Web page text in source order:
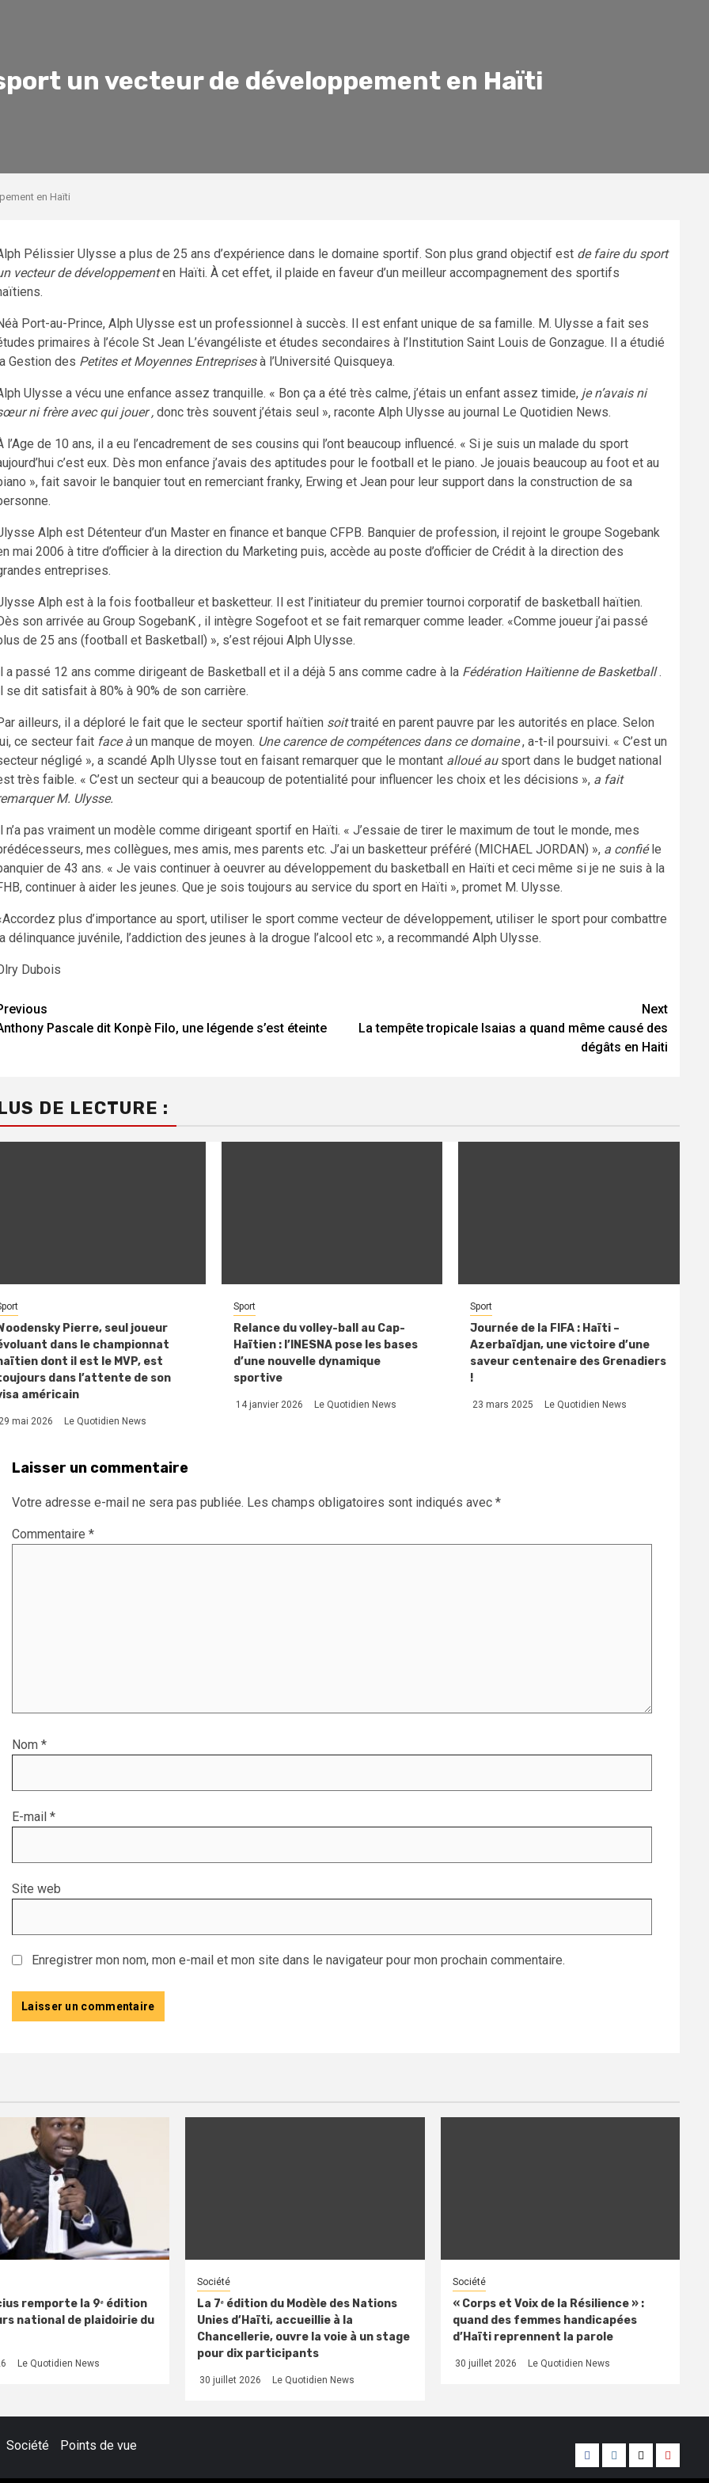
un vecteur de développement en Haïti
en Haïti
Pélissier Ulysse a plus de 25 ans d’expérience dans le domaine sportif. Son plus grand objectif est de faire du sport
vecteur de développementen Haïti. À cet effet, il plaide en faveur d’un meilleur accompagnement des sportifs
Port-au-Prince, Alph Ulysse est un professionnel à succès. Il est enfant unique de sa famille. M. Ulysse a fait ses
primaires à l’école St Jean L’évangéliste et études secondaires à l’Institution Saint Louis de Gonzague. Il a étudié
Gestion des Petites et Moyennes Entreprisesà l’Université Quisqueya.
Ulysse a vécu une enfance assez tranquille. « Bon ça a été très calme, j’étais un enfant assez timide, je n’avais ni
ni frère avec qui jouer , donc très souvent j’étais seul », raconte Alph Ulysse au journal Le Quotidien News.
l’Age de 10 ans, il a eu l’encadrement de ses cousins qui l’ont beaucoup influencé. « Si je suis un malade du sport
c’est eux. Dès mon enfance j’avais des aptitudes pour le football et le piano. Je jouais beaucoup au foot et au
», fait savoir le banquier tout en remerciant franky, Erwing et Jean pour leur support dans la construction de sa
Alph est Détenteur d’un Master en finance et banque CFPB. Banquier de profession, il rejoint le groupe Sogebank
mai 2006 à titre d’officier à la direction du Marketing puis, accède au poste d’officier de Crédit à la direction des
entreprises.
Alph est à la fois footballeur et basketteur. Il est l’initiateur du premier tournoi corporatif de basketball haïtien.
son arrivée au Group SogebanK , il intègre Sogefoot et se fait remarquer comme leader. «Comme joueur j’ai passé
de 25 ans (football et Basketball) », s’est réjoui Alph Ulysse.
a passé 12 ans comme dirigeant de Basketball et il a déjà 5 ans comme cadre à la Fédération Haïtienne de Basketball.
se dit satisfait à 80% à 90% de son carrière.
ailleurs, il a déploré le fait que le secteur sportif haïtien soittraité en parent pauvre par les autorités en place. Selon
ce secteur fait face à un manque de moyen. Une carence de compétences dans ce domaine, a-t-il poursuivi. « C’est un
négligé », a scandé Aplh Ulysse tout en faisant remarquer que le montant alloué ausport dans le budget national
très faible. « C’est un secteur qui a beaucoup de potentialité pour influencer les choix et les décisions », a fait
M. Ulysse.
n’a pas vraiment un modèle comme dirigeant sportif en Haïti. « J’essaie de tirer le maximum de tout le monde, mes
mes collègues, mes amis, mes parents etc. J’ai un basketteur préféré (MICHAEL JORDAN) », a confiéle
de 43 ans. « Je vais continuer à oeuvrer au développement du basketball en Haïti et ceci même si je ne suis à la
continuer à aider les jeunes. Que je sois toujours au service du sport en Haïti », promet M. Ulysse.
plus d’importance au sport, utiliser le sport comme vecteur de développement, utiliser le sport pour combattre
délinquance juvénile, l’addiction des jeunes à la drogue l’alcool etc », a recommandé Alph Ulysse.
Dubois
Pascale dit Konpè Filo, une légende s’est éteinte
Next
La tempête tropicale Isaias a quand même causé des
dégâts en Haiti
DE LECTURE :
Pierre, seul joueur
dans le championnat
dont il est le MVP, est
dans l’attente de son
américain
mai 2026 Le Quotidien News
Sport
Relance du volley-ball au Cap-
Haïtien : l’INESNA pose les bases
d’une nouvelle dynamique
sportive
14 janvier 2026 Le Quotidien News
Sport
Journée de la FIFA : Haïti –
Azerbaïdjan, une victoire d’une
saveur centenaire des Grenadiers
!
23 mars 2025 Le Quotidien News
Laisser un commentaire
Votre adresse e-mail ne sera pas publiée. Les champs obligatoires sont indiqués avec *
Commentaire *
Nom *
E-mail *
Site web
Enregistrer mon nom, mon e-mail et mon site dans le navigateur pour mon prochain commentaire.
remporte la 9ᵉ édition
national de plaidoirie du
Le Quotidien News
Société
La 7ᵉ édition du Modèle des Nations
Unies d’Haïti, accueillie à la
Chancellerie, ouvre la voie à un stage
pour dix participants
30 juillet 2026 Le Quotidien News
Société
« Corps et Voix de la Résilience » :
quand des femmes handicapées
d’Haïti reprennent la parole
30 juillet 2026 Le Quotidien News
Société Points de vue
FacebookInstagram
Twitter